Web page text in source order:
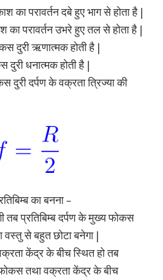
का परावर्तन दबे हुए भाग से होता है |
का परावर्तन उभरे हुए तल से होता है |
दुरी ऋणात्मक होती है |
दुरी धनात्मक होती है |
दुरी दर्पण के वक्रता त्रिज्या की
का बनना –
तब प्रतिबिम्ब दर्पण के मुख्य फोकस
वस्तु से बहुत छोटा बनेगा |
केंद्र के बीच स्थित हो तब
फोकस तथा वक्रता केंद्र के बीच